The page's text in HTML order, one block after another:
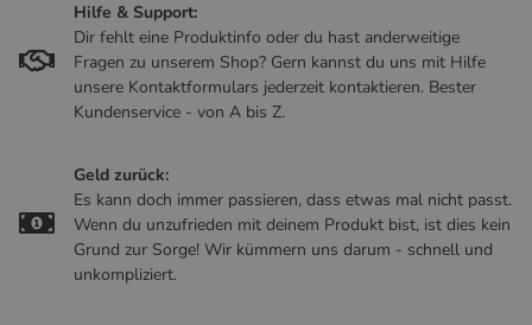
Hilfe & Support:
Dir fehlt eine Produktinfo oder du hast anderweitige
Fragen zu unserem Shop? Gern kannst du uns mit Hilfe
unsere Kontaktformulars jederzeit kontaktieren. Bester
Kundenservice - von A bis Z.
Geld zurück:
Es kann doch immer passieren, dass etwas mal nicht passt.
Wenn du unzufrieden mit deinem Produkt bist, ist dies kein
Grund zur Sorge! Wir kümmern uns darum - schnell und
unkompliziert.